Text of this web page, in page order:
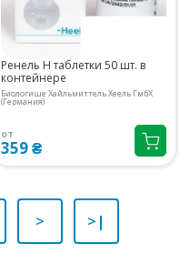
Ренель Н таблетки 50 шт. в
контейнере
Биологише Хайльмиттель Хеель ГмбХ
(Германия)
от
359 ₴
> >|